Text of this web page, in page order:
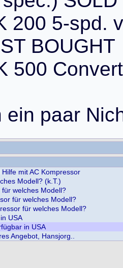
200 5-spd. v
ST BOUGHT
500 Convert
ein paar Nic
mit AC Kompressor
Modell? (k.T.)
für welches Modell?
für welches Modell?
für welches Modell?
USA
in USA
Angebot, Hansjorg..